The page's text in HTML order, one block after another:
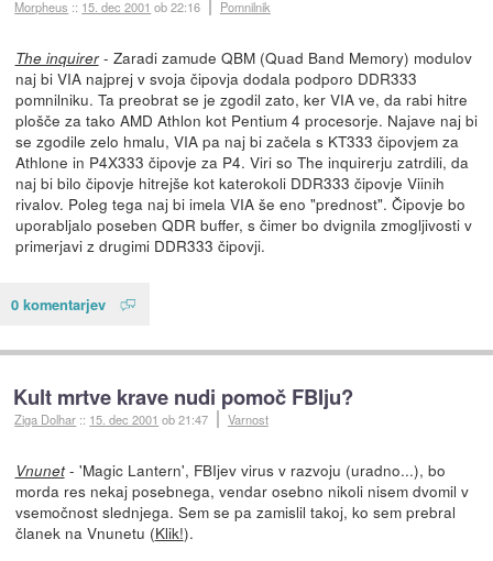
Morpheus :: 15. dec 2001 ob 22:16 Pomnilnik
The inquirer- Zaradi zamude QBM (Quad Band Memory) modulov
naj bi VIA najprej v svoja čipovja dodala podporo DDR333
pomnilniku. Ta preobrat se je zgodil zato, ker VIA ve, da rabi hitre
plošče za tako AMD Athlon kot Pentium 4 procesorje. Najave naj bi
se zgodile zelo hmalu, VIA pa naj bi začela s KT333 čipovjem za
Athlone in P4X333 čipovje za P4. Viri so The inquirerju zatrdili, da
naj bi bilo čipovje hitrejše kot katerokoli DDR333 čipovje Viinih
rivalov. Poleg tega naj bi imela VIA še eno "prednost". Čipovje bo
uporabljalo poseben QDR buffer, s čimer bo dvignila zmogljivosti v
primerjavi z drugimi DDR333 čipovji.
0 komentarjev
Kult mrtve krave nudi pomoč FBIju?
Ziga Dolhar :: 15. dec 2001 ob 21:47 Varnost
Vnunet- 'Magic Lantern', FBIjev virus v razvoju (uradno...), bo
morda res nekaj posebnega, vendar osebno nikoli nisem dvomil v
vsemočnost slednjega. Sem se pa zamislil takoj, ko sem prebral
članek na Vnunetu (Klik!).